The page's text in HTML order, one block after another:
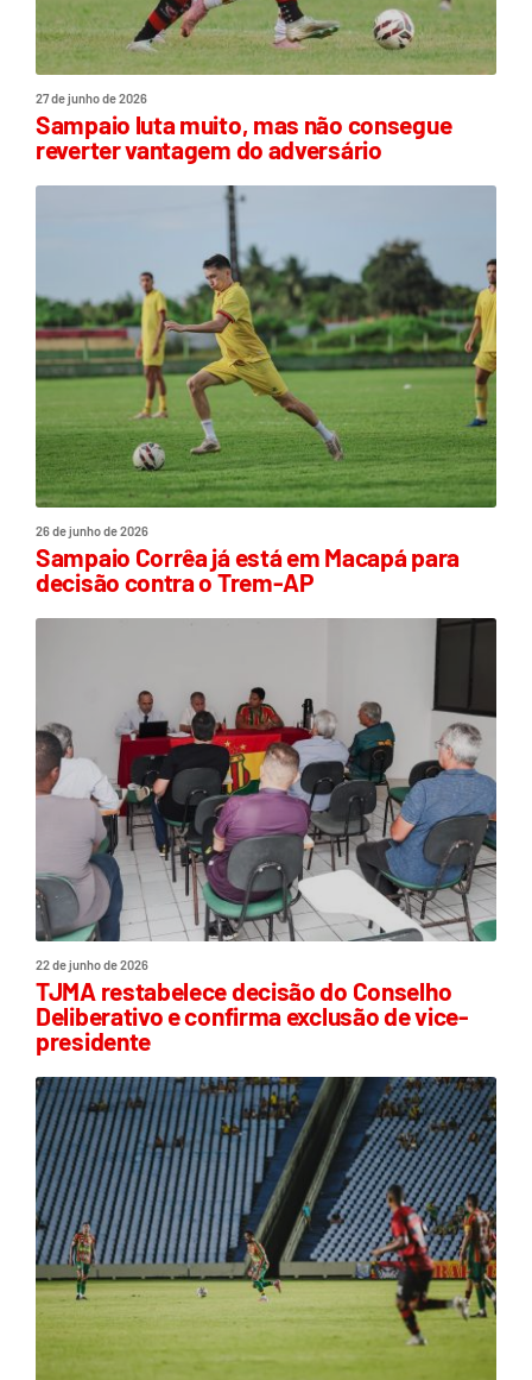
27 de junho de 2026
Sampaio luta muito, mas não consegue
reverter vantagem do adversário
26 de junho de 2026
Sampaio Corrêa já está em Macapá para
decisão contra o Trem-AP
22 de junho de 2026
TJMA restabelece decisão do Conselho
Deliberativo e confirma exclusão de vice-
presidente